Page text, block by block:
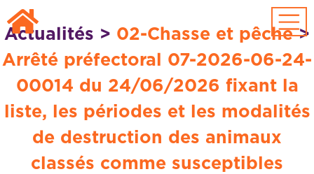
Passer au contenu principal
Actualités > 02-Chasse et pêche>
Arrêté préfectoral 07-2026-06-24-
00014 du 24/06/2026 fixant la
liste, les périodes et les modalités
de destruction des animaux
classés comme susceptibles